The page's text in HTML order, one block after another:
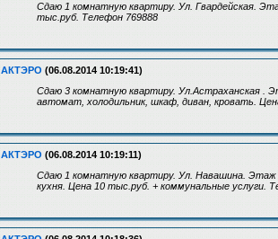
Сдаю 1 комнатную квартиру. Ул. Гвардейская.
тыс.руб. Телефон 769888
АКТЭРО (06.08.2014 10:19:41)
Сдаю 3 комнатную квартиру. Ул.Астраханская .
автомат, холодильник, шкаф, диван, кровать.
АКТЭРО (06.08.2014 10:19:11)
Сдаю 1 комнатную квартиру. Ул. Навашина.
кухня. Цена 10 тыс.руб. + коммунальные услуги.